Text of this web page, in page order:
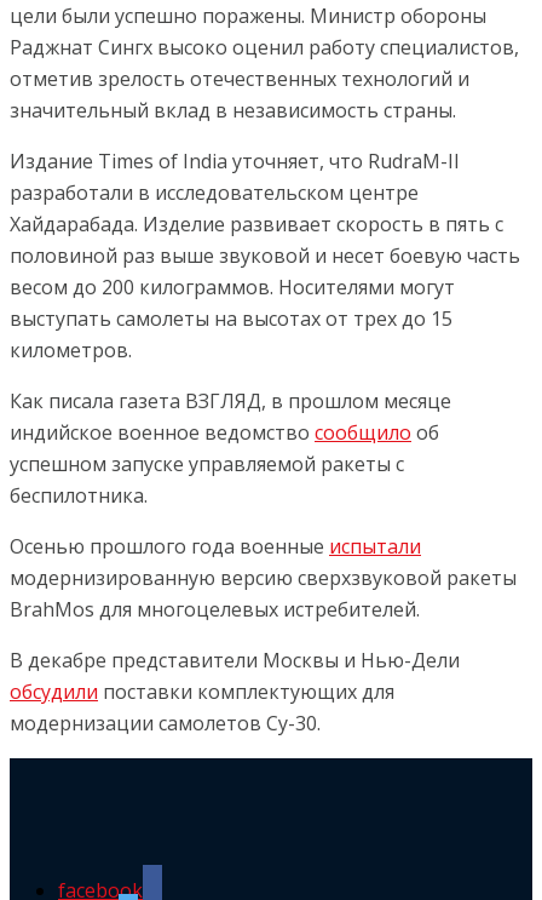
цели были успешно поражены. Министр обороны
Раджнат Сингх высоко оценил работу специалистов,
отметив зрелость отечественных технологий и
значительный вклад в независимость страны.
Издание Times of India уточняет, что RudraM-II
разработали в исследовательском центре
Хайдарабада. Изделие развивает скорость в пять с
половиной раз выше звуковой и несет боевую часть
весом до 200 килограммов. Носителями могут
выступать самолеты на высотах от трех до 15
километров.
Как писала газета ВЗГЛЯД, в прошлом месяце
индийское военное ведомство сообщило об
успешном запуске управляемой ракеты с
беспилотника.
Осенью прошлого года военные испытали
модернизированную версию сверхзвуковой ракеты
BrahMos для многоцелевых истребителей.
В декабре представители Москвы и Нью-Дели
обсудили поставки комплектующих для
модернизации самолетов Су-30.
facebook